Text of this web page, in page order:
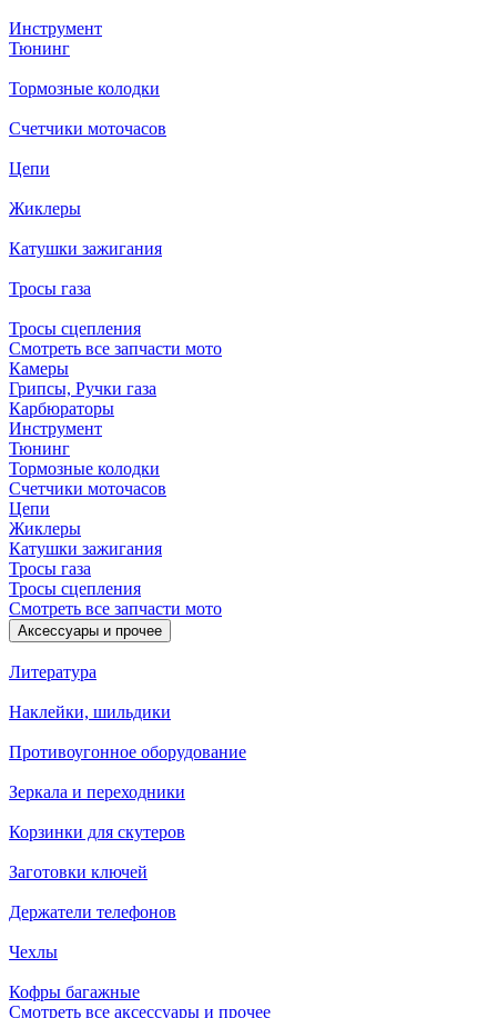
Инструмент
Тюнинг
Тормозные колодки
Счетчики моточасов
Цепи
Жиклеры
Катушки зажигания
Тросы газа
Тросы сцепления
Смотреть все запчасти мото
Камеры
Грипсы, Ручки газа
Карбюраторы
Инструмент
Тюнинг
Тормозные колодки
Счетчики моточасов
Цепи
Жиклеры
Катушки зажигания
Тросы газа
Тросы сцепления
Смотреть все запчасти мото
Аксессуары и прочее
Литература
Наклейки, шильдики
Противоугонное оборудование
Зеркала и переходники
Корзинки для скутеров
Заготовки ключей
Держатели телефонов
Чехлы
Кофры багажные
Смотреть все аксессуары и прочее